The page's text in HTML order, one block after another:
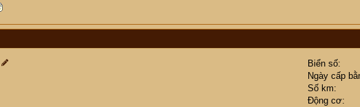
Biển số
Ngày cấp
Số km
Động cơ